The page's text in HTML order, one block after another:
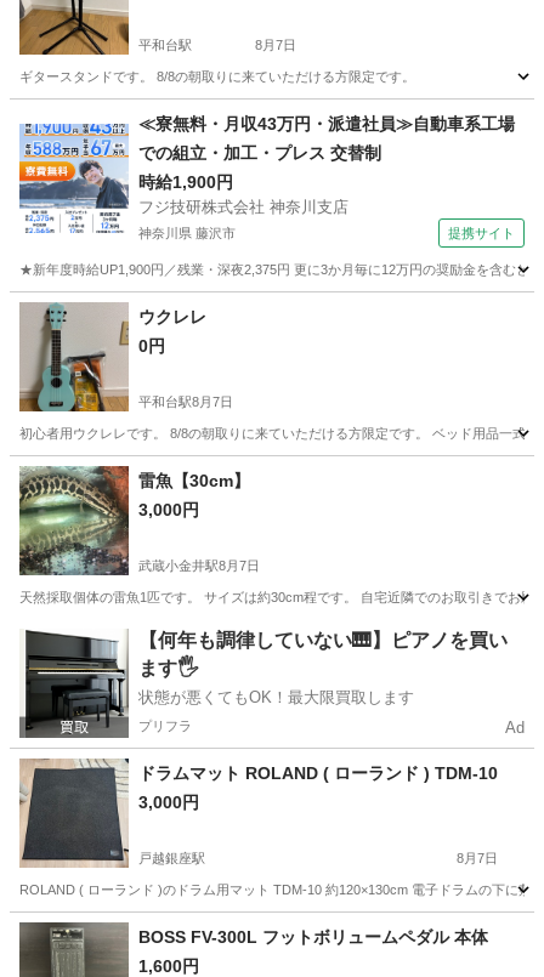
平和台駅 8月7日
ギタースタンドです。 8/8の朝取りに来ていただける方限定です。
平和台駅 弦楽器、ギター
≪寮無料・月収43万円・派遣社員≫自動車系工場
での組立・加工・プレス 交替制
時給1,900円
フジ技研株式会社 神奈川支店
神奈川県 藤沢市 提携サイト
★新年度時給UP1,900円／残業・深夜2,375円 更に3か月毎に12万円の奨励金を含む
神奈川 藤沢市 ウクレレ
0円
平和台駅8月7日
初心者用ウクレレです。 8/8の朝取りに来ていただける方限定です。 ベッド用品一式
東京 練馬区 平和台駅 弦楽器、ギター
雷魚【30cm】
3,000円
武蔵小金井駅8月7日
天然採取個体の雷魚1匹です。 サイズは約30cm程です。 自宅近隣でのお取引きでお願
東京 府中市 武蔵小金井駅 その他 雷魚
【何年も調律していない🎹】ピアノを買い
ます🖐️
状態が悪くてもOK！最大限買取します
プリフラ Ad
ドラムマット ROLAND ( ローランド ) TDM-10
3,000円
戸越銀座駅 8月7日
ROLAND ( ローランド )のドラム用マット TDM-10 約120×130cm 電子ドラムの下に敷
東京 品川区 打楽器、ドラム
BOSS FV-300L フットボリュームペダル 本体
1,600円